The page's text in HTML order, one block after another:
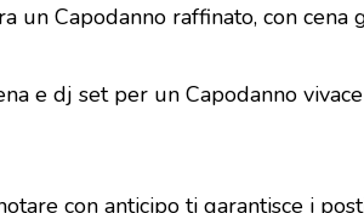
un Capodanno raffinato, con cena
e dj set per un Capodanno
con anticipo ti garantisce i